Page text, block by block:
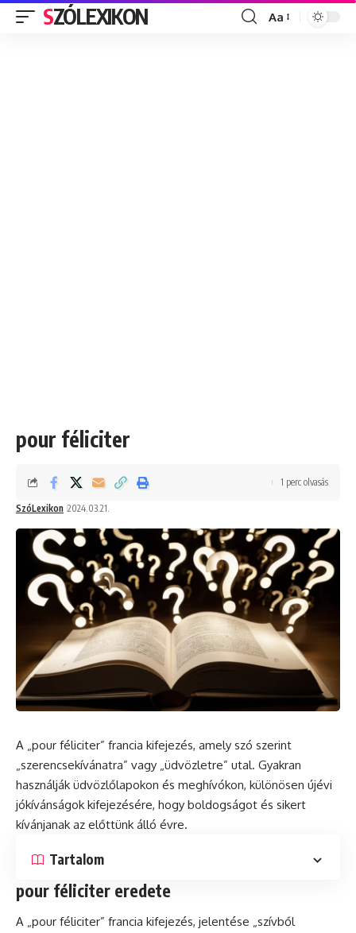
SZÓLEXIKON
Font
Aa
pour féliciter
SzóLexikon 2024.03.21.
1 perc olvasás
A „pour féliciter” francia kifejezés, amely szó szerint
„szerencsekívánatra” vagy „üdvözletre” utal. Gyakran
használják üdvözlőlapokon és meghívókon, különösen újévi
jókívánságok kifejezésére, hogy boldogságot és sikert
kívánjanak az előttünk álló évre.
Tartalom
pour féliciter eredete
A „pour féliciter” francia kifejezés, jelentése „szívből